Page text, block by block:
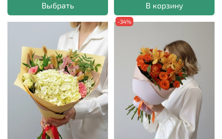
Выбрать В корзину
-34%